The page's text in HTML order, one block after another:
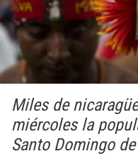
Miles de
miércoles la
Santo Domingo